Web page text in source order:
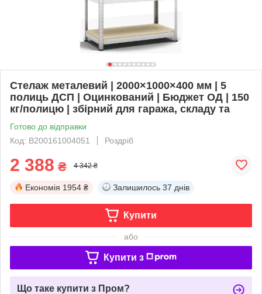
Стелаж металевий | 2000×1000×400 мм | 5
полиць ДСП | Оцинкований | Бюджет ОД | 150
кг/полицю | збірний для гаража, складу та
Готово до відправки
Код: B200161004051
Роздріб
2 388 ₴ 4 342 ₴
Економія 1954 ₴ Залишилось 37 днів
Купити
або
Купити з
Що таке купити з Пром?